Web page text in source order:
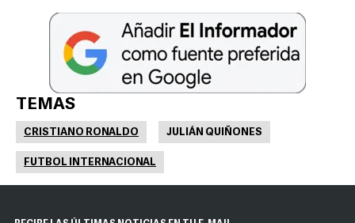
TEMAS
CRISTIANO RONALDO JULIÁN QUIÑONES
FUTBOL INTERNACIONAL